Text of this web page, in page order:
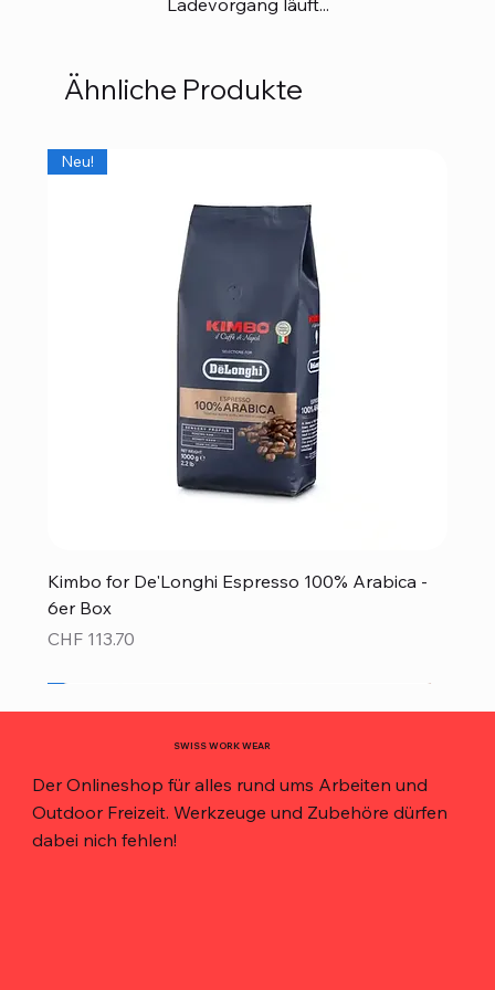
Ähnliche Produkte
Neu!
Kimbo for De'Longhi Espresso 100% Arabica -
6er Box
Preis
CHF 113.70
SWISS WORK WEAR
Der Onlineshop für alles rund ums Arbeiten und
Outdoor Freizeit. Werkzeuge und Zubehöre dürfen
dabei nich fehlen!